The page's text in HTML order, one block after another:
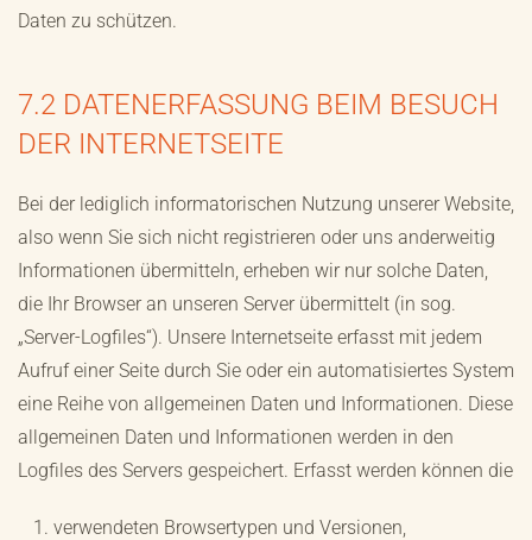
Daten zu schützen.
7.2 DATENERFASSUNG BEIM BESUCH
DER INTERNETSEITE
Bei der lediglich informatorischen Nutzung unserer Website,
also wenn Sie sich nicht registrieren oder uns anderweitig
Informationen übermitteln, erheben wir nur solche Daten,
die Ihr Browser an unseren Server übermittelt (in sog.
„Server-Logfiles“). Unsere Internetseite erfasst mit jedem
Aufruf einer Seite durch Sie oder ein automatisiertes System
eine Reihe von allgemeinen Daten und Informationen. Diese
allgemeinen Daten und Informationen werden in den
Logfiles des Servers gespeichert. Erfasst werden können die
verwendeten Browsertypen und Versionen,